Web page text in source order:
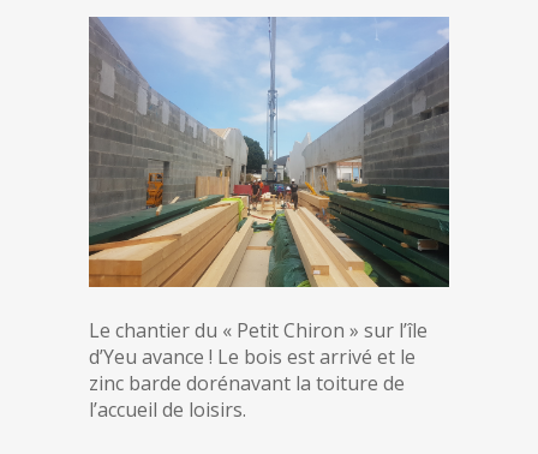
Le chantier du « Petit Chiron » sur l’île
d’Yeu avance ! Le bois est arrivé et le
zinc barde dorénavant la toiture de
l’accueil de loisirs.